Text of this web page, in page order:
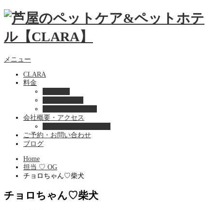
メニュー
CLARA
料金
会社概要・アクセス
ご予約・お問い合わせ
ブログ
Home
担当 ♡ OG
チョロちゃん♡柴犬
チョロちゃん♡柴犬